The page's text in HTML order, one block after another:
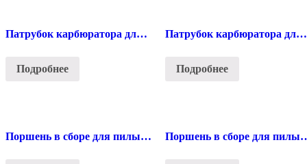
Патрубок карбюратора для пилы Stihl 341/361
Подробнее
Патрубок карбюратора для пилы Stihl 440
Подробнее
Поршень в сборе для пилы Stihl 180 Поршень в